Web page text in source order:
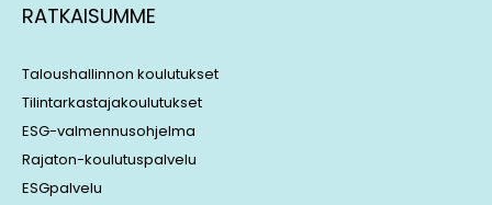
RATKAISUMME
Taloushallinnon koulutukset
Tilintarkastajakoulutukset
ESG-valmennusohjelma
Rajaton-koulutuspalvelu
ESGpalvelu